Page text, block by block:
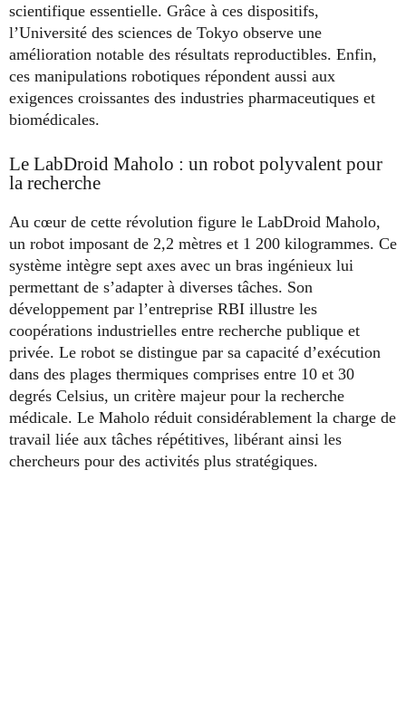
scientifique essentielle. Grâce à ces dispositifs,
l’Université des sciences de Tokyo observe une
amélioration notable des résultats reproductibles. Enfin,
ces manipulations robotiques répondent aussi aux
exigences croissantes des industries pharmaceutiques et
biomédicales.
Le LabDroid Maholo : un robot polyvalent pour
la recherche
Au cœur de cette révolution figure le LabDroid Maholo,
un robot imposant de 2,2 mètres et 1 200 kilogrammes. Ce
système intègre sept axes avec un bras ingénieux lui
permettant de s’adapter à diverses tâches. Son
développement par l’entreprise RBI illustre les
coopérations industrielles entre recherche publique et
privée. Le robot se distingue par sa capacité d’exécution
dans des plages thermiques comprises entre 10 et 30
degrés Celsius, un critère majeur pour la recherche
médicale. Le Maholo réduit considérablement la charge de
travail liée aux tâches répétitives, libérant ainsi les
chercheurs pour des activités plus stratégiques.